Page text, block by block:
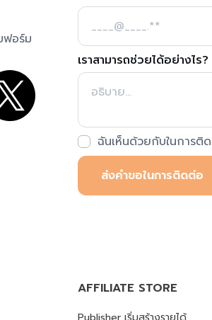
ฟอร์ม
เราสามารถช่วยได้อย่างไร?
ฉันเห็นด้วยกับในการ
ส่งคำขอในการติดต่อ
AFFILIATE STORE